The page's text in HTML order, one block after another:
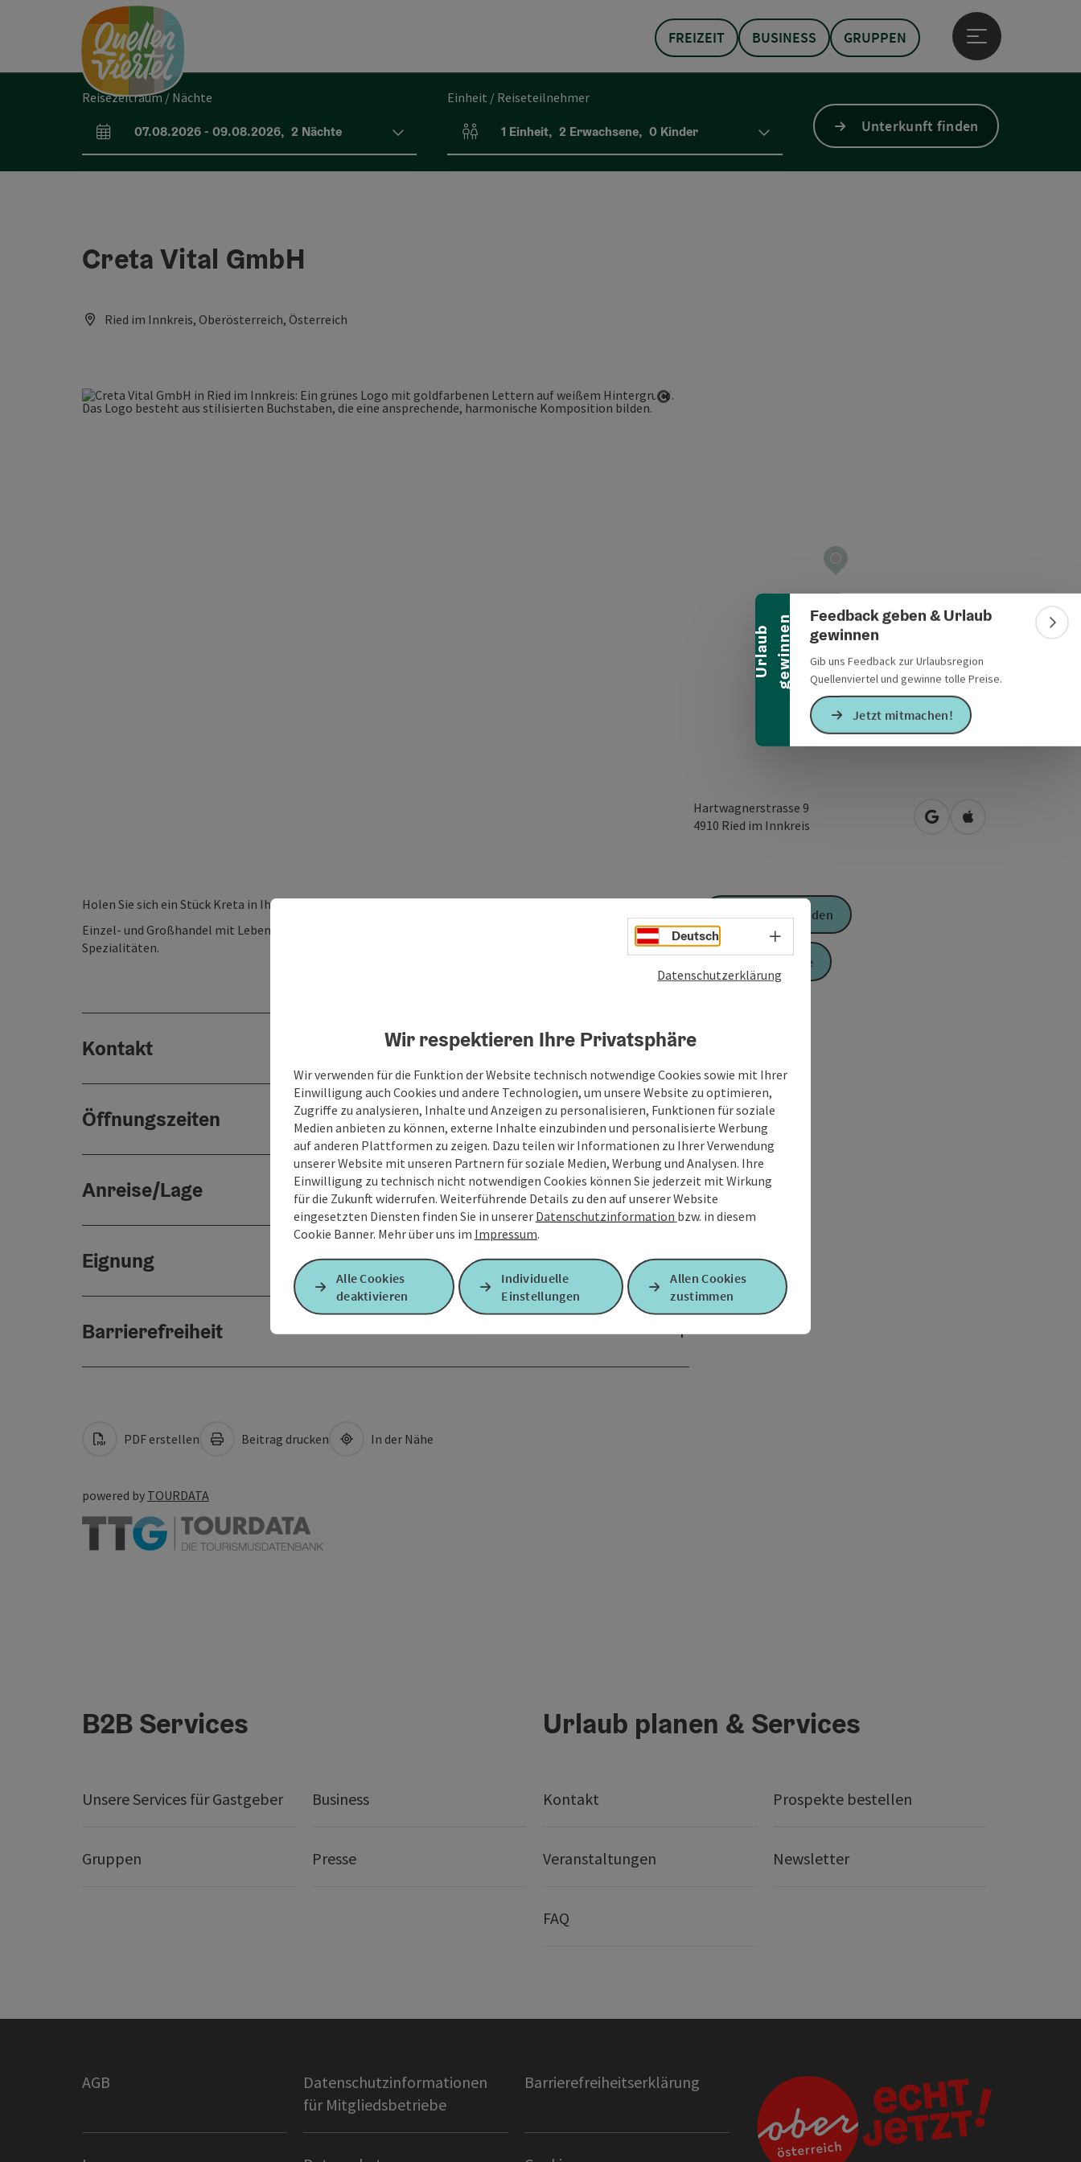
Zum InhaltAccesskey
[0]
Zur NavigationAccesskey
Zum Seitenanfang Accesskey
U
r
l
a
u
b
g
e
w
i
n
n
e n
Banner einklappen
Feedback geben & Urlaub
gewinnen
Gib uns Feedback zur Urlaubsregion
Quellenviertel und gewinne tolle Preise.
Jetzt mitmachen!
FREIZEIT BUSINESS GRUPPEN
Hauptmenü öffnen
Reisezeitraum / Nächte
An- und Abreisefelder
07.08.2026- 09.08.2026, 2 Nächte
Einheit / Reiseteilnehmer
Einheitenanzahl und Personenfelder
1 Einheit, 2 Erwachsene, 0 Kinder Unterkunft finden
Creta Vital GmbH
Ried im Innkreis, Oberösterreich, Österreich
Hartwagnerstrasse 9
4910 Ried im Innkreis in Google Maps öffnen
in Apple Maps
Holen Sie sich ein Stück Kreta in Ihr zu Hause!
Einzel- und Großhandel mit Lebensmitteln - vorwiegend der Import und Export von griechischen
Spezialitäten.
Kontakt
Öffnungszeiten
Anreise/Lage
Eignung
Barrierefreiheit
Anfrage senden
Zur Website
PDF erstellen Beitrag drucken In der Nähe
powered by TOURDATA
B2B Services
Unsere Services für Gastgeber Business
Gruppen Presse
Urlaub planen & Services
Kontakt Prospekte bestellen
Veranstaltungen Newsletter
FAQ
AGB
Datenschutzinformationen
für Mitgliedsbetriebe
Barrierefreiheitserklärung
Deutsch Sprachwahl - Menü öffnen
Datenschutzerklärung
Wir respektieren Ihre Privatsphäre
Wir verwenden für die Funktion der Website technisch notwendige Cookies sowie mit Ihrer
Einwilligung auch Cookies und andere Technologien, um unsere Website zu optimieren,
Zugriffe zu analysieren, Inhalte und Anzeigen zu personalisieren, Funktionen für soziale
Medien anbieten zu können, externe Inhalte einzubinden und personalisierte Werbung
auf anderen Plattformen zu zeigen. Dazu teilen wir Informationen zu Ihrer Verwendung
unserer Website mit unseren Partnern für soziale Medien, Werbung und Analysen. Ihre
Einwilligung zu technisch nicht notwendigen Cookies können Sie jederzeit mit Wirkung
für die Zukunft widerrufen. Weiterführende Details zu den auf unserer Website
eingesetzten Diensten finden Sie in unserer Datenschutzinformation bzw. in diesem
Cookie Banner. Mehr über uns im Impressum.
Alle Cookies
deaktivieren
Individuelle
Einstellungen
Allen Cookies
zustimmen